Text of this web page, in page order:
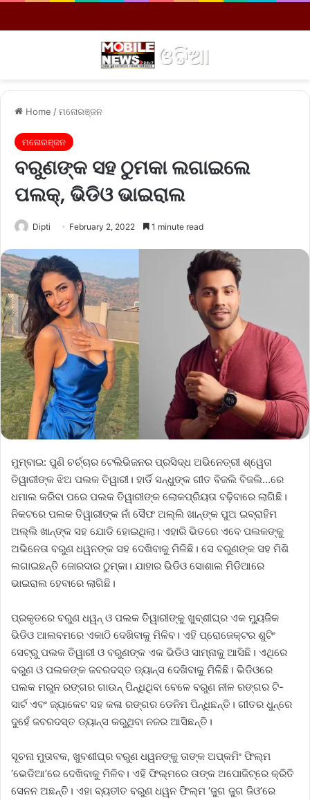
Home /ମନୋରଞ୍ଜନ
ମନୋରଞ୍ଜନ
ବରୁଣଙ୍କ ସହ ଠୁମକା ଲଗାଇଲେ
ପଲକ୍‌, ଭିଡିଓ ଭାଇରାଲ
Dipti February 2, 2022 1 minute read
ମୁମ୍ବାଇ: ପୁଣି ଚର୍ଚ୍ଚାର ଟେଲିଭିଜନର ପ୍ରସିଦ୍ଧ ଅଭିନେତ୍ରୀ ଶ୍ୱେତା
ତିୱାରୀଙ୍କ ଝିଅ ପଲକ ତିୱାରୀ। ହାର୍ଡି ସନ୍ଧୁଙ୍କ ଗୀତ ବିଜଲି ବିଜଲି…ରେ
ଧମାଲ କରିବା ପରେ ପଲକ ତିୱାରୀଙ୍କ ଲୋକପ୍ରିୟତା ବଢ଼ିବାରେ ଲାଗିଛି।
ନିକଟରେ ପଲକ ତିୱାରୀଙ୍କ ନାଁ ସୈଫ ଅଲ୍ଲି ଖାନ୍‌ଙ୍କ ପୁଅ ଇବ୍ରାହିମ
ଅଲ୍ଲି ଖାନ୍‌ଙ୍କ ସହ ଯୋଡି ହୋଇଥିଲା। ଏହାରି ଭିତରେ ଏବେ ପଲକଙ୍କୁ
ଅଭିନେତା ବରୁଣ ଧୱନଙ୍କ ସହ ଦେଖିବାକୁ ମିଳିଛି। ସେ ବରୁଣଙ୍କ ସହ ମିଶି
ଲଗାଇଛନ୍ତି ଜୋରଦାର ଠୁମ୍‌କା। ଯାହାର ଭିଡିଓ ସୋଶାଲ ମିଡିଆରେ
ଭାଇରାଲ ହେବାରେ ଲାଗିଛି।
ପ୍ରକୃତରେ ବରୁଣ ଧୱନ୍‌ ଓ ପଲକ ତିୱାରୀଙ୍କୁ ଖୁବ୍‌ଶୀଘ୍ର ଏକ ମ୍ୟୁଜିକ
ଭିଡିଓ ଆଲବମରେ ଏକାଠି ଦେଖିବାକୁ ମିଳିବ। ଏହି ପ୍ରୋଜେକ୍ଟର ଶୁଟିଂ
ସେଟ୍‌ରୁ ପଲକ ତିୱାରୀ ଓ ବରୁଣଙ୍କ ଏକ ଭିଡିଓ ସାମ୍ନାକୁ ଆସିଛି। ଏଥିରେ
ବରୁଣ ଓ ପଲକଙ୍କ ଜବରଦସ୍ତ ଡ୍ୟାନ୍ସ ଦେଖିବାକୁ ମିଳିଛି। ଭିଡିଓରେ
ପଲକ ମରୁନ ରଙ୍ଗର ଗାଉନ୍‌ ପିନ୍ଧିଥିବା ବେଳେ ବରୁଣ ନୀଳ ରଙ୍ଗର ଟି-
ସାର୍ଟ ଏବଂ ଜ୍ୟାକେଟ ସହ କଳା ରଙ୍ଗର ଡେନିମ ପିନ୍ଧିଛନ୍ତି। ଗୀତର ଧୁନ୍‌ରେ
ଦୁହେଁ ଜବରଦସ୍ତ ଡ୍ୟାନ୍ସ କରୁଥିବା ନଜର ଆସିଛନ୍ତି।
ସୂଚନା ମୁତାବକ, ଖୁବଶୀଘ୍ର ବରୁଣ ଧୱନଙ୍କୁ ତାଙ୍କ ଅପ୍‌କମିଂ ଫିଲ୍ମ
‘ଭେଡିଆ’ରେ ଦେଖିବାକୁ ମିଳିବ। ଏହି ଫିଲ୍ମରେ ତାଙ୍କ ଅପୋଜିଟ୍‌ରେ କ୍ରିତି
ସେନନ ଅଛନ୍ତି। ଏହା ବ୍ୟତୀତ ବରୁଣ ଧୱନ ଫିଲ୍ମ ‘ଜୁଗ ଜୁଗ ଜିଓ’ରେ